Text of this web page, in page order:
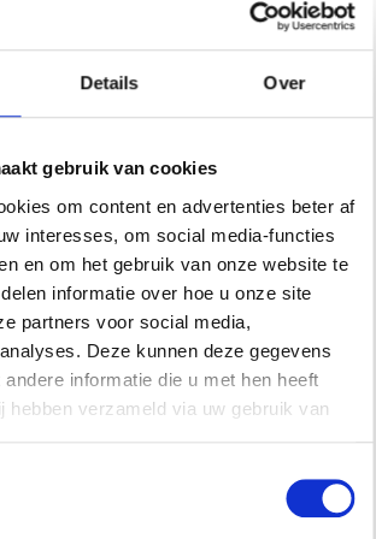
Details Over
gebruik van cookies
om content en advertenties beter af
interesses, om social media-functies
en om het gebruik van onze website te
informatie over hoe u onze site
partners voor social media,
Deze kunnen deze gegevens
informatie die u met hen heeft
hebben verzameld via uw gebruik van
geschonken aan een goed doel.
donatie naar Stichting My Lima
mode-initiatief dat via de
kleding geld ophaalt
of bij de ingang.
Residence stelt VIPkaarten
de opening op donderdag 5
op voor de nieuwsbrief hieronder,
online@residence.nlonder
. Als je al bent
te sturen. De winnaars krijgen
nocknockart.com